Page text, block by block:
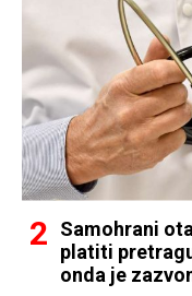
Samohrani
platiti
onda je